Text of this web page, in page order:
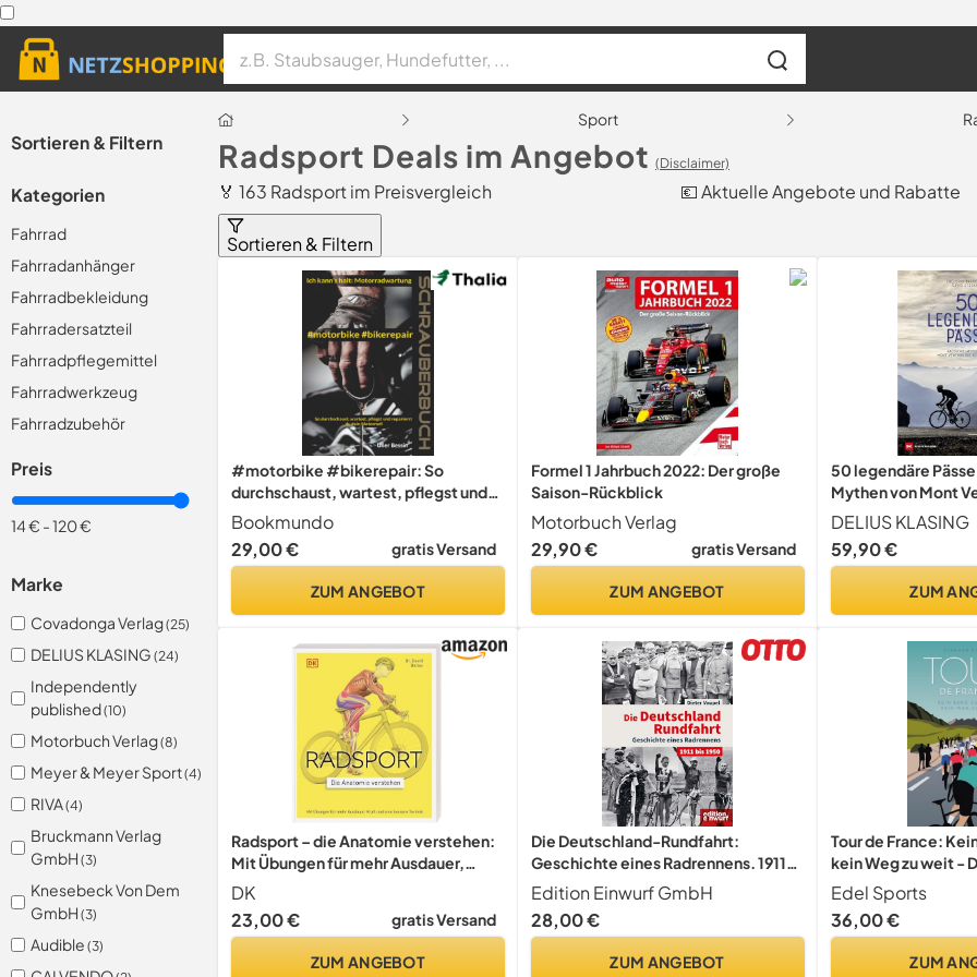
Sortieren & Filtern
Kategorien
Fahrrad
Fahrradanhänger
Fahrradbekleidung
Fahrradersatzteil
Fahrradpflegemittel
Fahrradwerkzeug
Fahrradzubehör
Preis
14 € -120 €
Marke
Covadonga Verlag(25)
DELIUS KLASING (24)
Independently
published(10)
Motorbuch Verlag(8)
Meyer & Meyer Sport(4)
RIVA(4)
Bruckmann Verlag
GmbH (3)
Knesebeck Von Dem
GmbH (3)
Audible (3)
Sport
Radsport Deals im Angebot (Disclaimer)
🏅 163 Radsport im Preisvergleich 💶 Aktuelle Angebote und Rabatte
Sortieren & Filtern
#motorbike #bikerepair: So
durchschaust, wartest, pflegst und
reparierst du dein Motorrad.
Bookmundo
29,00 €
gratis Versand
ZUM ANGEBOT
Formel 1 Jahrbuch 2022: Der große
Saison-Rückblick
Motorbuch Verlag
29,90 €
gratis Versand
ZUM ANGEBOT
50 legendäre
Mythen von Mont
Gotthardpass
DELIUS KLASING
59,90 €
ZUM
Radsport – die Anatomie verstehen:
Mit Übungen für mehr Ausdauer,
Kraft und eine bessere Technik
DK
23,00 €
gratis Versand
ZUM ANGEBOT
Die Deutschland-Rundfahrt:
Geschichte eines Radrennens. 1911
bis 1950
Edition Einwurf GmbH
28,00 €
ZUM ANGEBOT
Tour de France:
kein Weg zu weit -
Standardwerk zur
Radrundfahrt der
Edel Sports
36,00 €
ZUM